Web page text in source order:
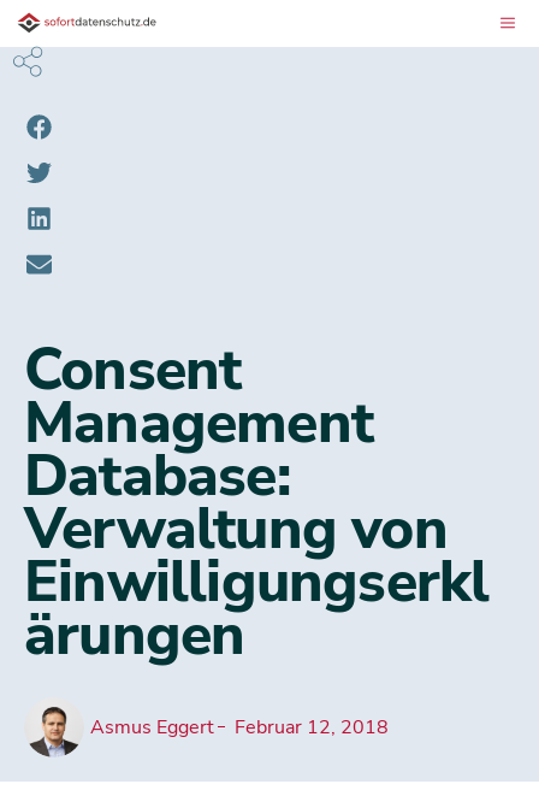
Consent
Management
Database:
Verwaltung von
Einwilligungserkl
ärungen
Asmus Eggert Februar 12, 2018